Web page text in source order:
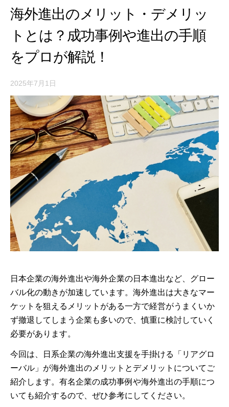
海外進出のメリット・デメリッ
トとは？成功事例や進出の手順
をプロが解説！
2025年7月1日
日本企業の海外進出や海外企業の日本進出など、グロー
バル化の動きが加速しています。海外進出は大きなマー
ケットを狙えるメリットがある一方で経営がうまくいか
ず撤退してしまう企業も多いので、慎重に検討していく
必要があります。
今回は、日系企業の海外進出支援を手掛ける「リアグロ
ーバル」が海外進出のメリットとデメリットについてご
紹介します。有名企業の成功事例や海外進出の手順につ
いても紹介するので、ぜひ参考にしてください。